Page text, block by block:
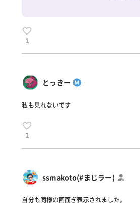
1
とっきー
私も見れないです
1
ssmakoto(#まじラー)
自分も同様の画面ぎ表示されました。